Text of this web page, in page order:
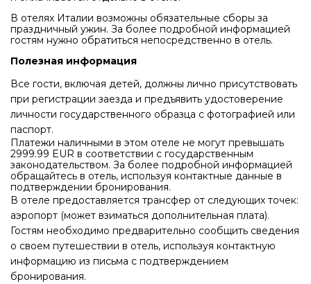
В отелях Италии возможны обязательные сборы за
праздничный ужин. За более подробной информацией
гостям нужно обратиться непосредственно в отель.
Полезная информация
Все гости, включая детей, должны лично присутствовать
при регистрации заезда и предъявить удостоверение
личности государственного образца с фотографией или
паспорт.
Платежи наличными в этом отеле не могут превышать
2999.99 EUR в соответствии с государственным
законодательством. За более подробной информацией
обращайтесь в отель, используя контактные данные в
подтверждении бронирования.
В отеле предоставляется трансфер от следующих точек:
аэропорт (может взиматься дополнительная плата).
Гостям необходимо предварительно сообщить сведения
о своем путешествии в отель, используя контактную
информацию из письма с подтверждением
бронирования.